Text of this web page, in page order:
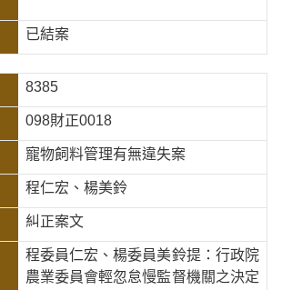
已結案
8385
098財正0018
寵物飼料管理有無違失案
程仁宏、楊美鈴
糾正案文
程委員仁宏、楊委員美鈴提：行政院
農業委員會輕忽怠慢監督機關之決定